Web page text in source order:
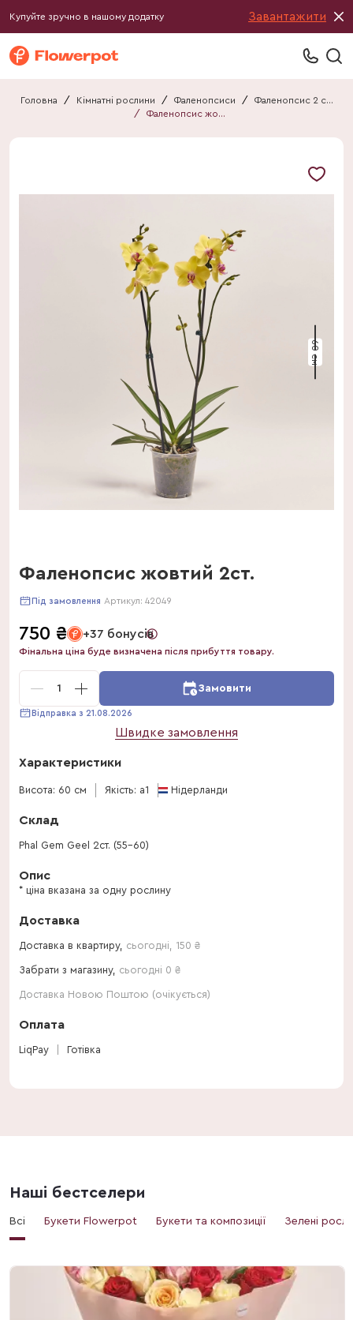
Купуйте зручно в нашому додатку Завантажити
Головна / Кімнатні рослини / Фаленопсиси /
Фаленопсис 2 стебла
/
Фаленопсис жовтий 2ст.
60 см
Фаленопсис жовтий 2ст.
Під замовлення Артикул: 42049
750 ₴ +37 бонусів
Фінальна ціна буде визначена після прибуття товару.
1 Замовити
Відправка з 21.08.2026
Швидке замовлення
Характеристики
Висота: 60 см Якість: a1 Нідерланди
Склад
Phal Gem Geel 2ст. (55-60)
Опис
* ціна вказана за одну рослину
Доставка
Доставка в квартиру, сьогодні 150 ₴
Забрати з магазину, сьогодні 0 ₴
Доставка Новою Поштою (очікується)
Оплата
LiqPay Готівка
Наші бестселери
Всі Букети Flowerpot Букети та композиції Зелені